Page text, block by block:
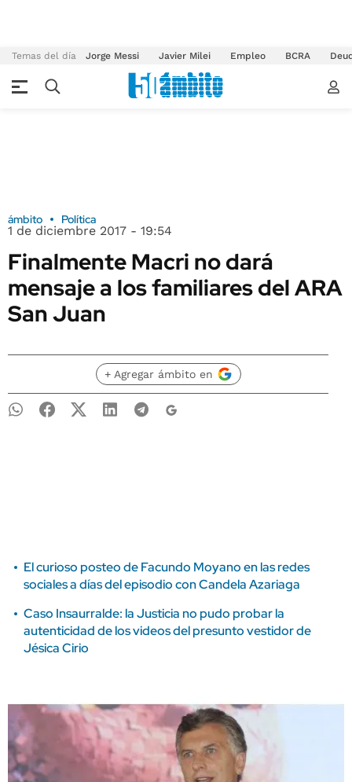
Temas del día Jorge Messi Javier Milei Empleo BCRA
ámbito Política
1 de diciembre 2017 - 19:54
Finalmente Macri no dará
mensaje a los familiares del ARA
San Juan
+ Agregar ámbito en
El curioso posteo de Facundo Moyano en las redes
sociales a días del episodio con Candela Azariaga
Caso Insaurralde: la Justicia no pudo probar la
autenticidad de los videos del presunto vestidor de
Jésica Cirio